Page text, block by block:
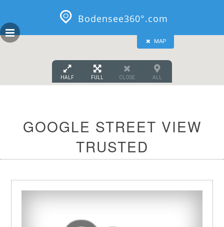
content
Bodensee360°.com
MAP
HALF FULL CLOSE ALL
GOOGLE STREET VIEW
TRUSTED